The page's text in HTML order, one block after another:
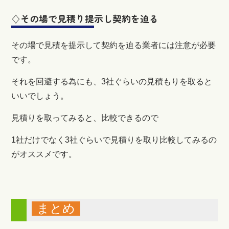
♢その場で見積り提示し契約を迫る
その場で見積を提示して契約を迫る業者には注意が必要
です。
それを回避する為にも、3社ぐらいの見積もりを取ると
いいでしょう。
見積りを取ってみると、比較できるので
1社だけでなく3社ぐらいで見積りを取り比較してみるの
がオススメです。
まとめ